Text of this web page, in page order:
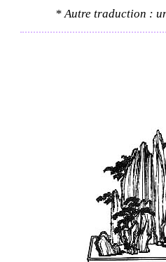
* Autre traduction :